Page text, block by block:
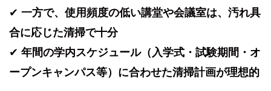
✔ 一方で、使用頻度の低い講堂や会議室は、汚れ具
合に応じた清掃で十分
✔ 年間の学内スケジュール（入学式・試験期間・オ
ープンキャンパス等）に合わせた清掃計画が理想的